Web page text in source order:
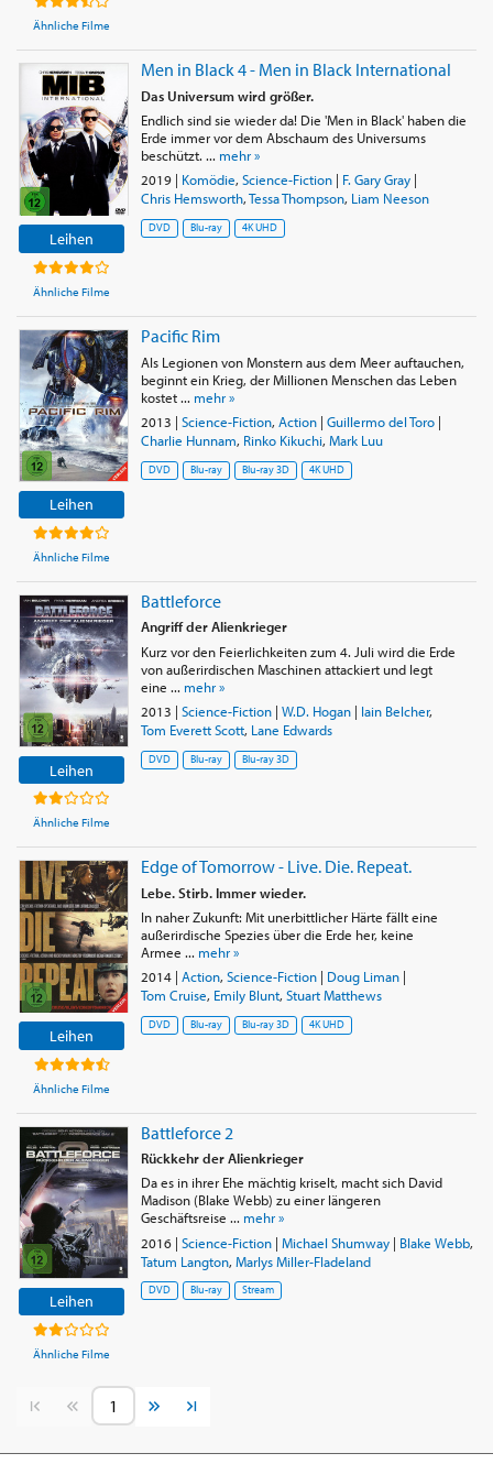
Ähnliche Filme
Leihen
Ähnliche Filme
Men in Black 4 - Men in Black International
Das Universum wird größer.
Endlich sind sie wieder da! Die 'Men in Black' haben die
Erde immer vor dem Abschaum des Universums
beschützt. ... mehr »
2019| Komödie, Science-Fiction| F. Gary Gray|
Chris Hemsworth,Tessa Thompson, Liam Neeson
DVD Blu-ray 4K UHD
Leihen
Ähnliche Filme
Pacific Rim
Als Legionen von Monstern aus dem Meer auftauchen,
beginnt ein Krieg, der Millionen Menschen das Leben
kostet ... mehr »
2013 | Science-Fiction, Action| Guillermo del Toro|
Charlie Hunnam, Rinko Kikuchi, Mark Luu
DVD Blu-ray Blu-ray 3D 4K UHD
Leihen
Ähnliche Filme
Battleforce
Angriff der Alienkrieger
Kurz vor den Feierlichkeiten zum 4. Juli wird die Erde
von außerirdischen Maschinen attackiert und legt
eine ... mehr »
2013 | Science-Fiction| W.D. Hogan| Iain Belcher,
Tom Everett Scott, Lane Edwards
DVD Blu-ray Blu-ray 3D
Leihen
Ähnliche Filme
Edge of Tomorrow - Live. Die. Repeat.
Lebe. Stirb. Immer wieder.
In naher Zukunft: Mit unerbittlicher Härte fällt eine
außerirdische Spezies über die Erde her, keine
Armee ... mehr »
2014| Action, Science-Fiction| Doug Liman|
Tom Cruise, Emily Blunt, Stuart Matthews
DVD Blu-ray Blu-ray 3D 4K UHD
Leihen
Ähnliche Filme
Battleforce 2
Rückkehr der Alienkrieger
Da es in ihrer Ehe mächtig kriselt, macht sich David
Madison (Blake Webb) zu einer längeren
Geschäftsreise ... mehr »
2016| Science-Fiction| Michael Shumway| Blake Webb,
Tatum Langton, Marlys Miller-Fladeland
DVD Blu-ray Stream
Vorherige SeiteNächste Seite